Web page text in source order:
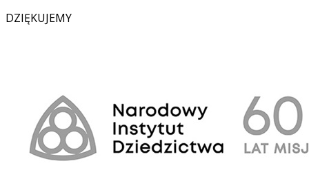
DZIĘKUJEMY